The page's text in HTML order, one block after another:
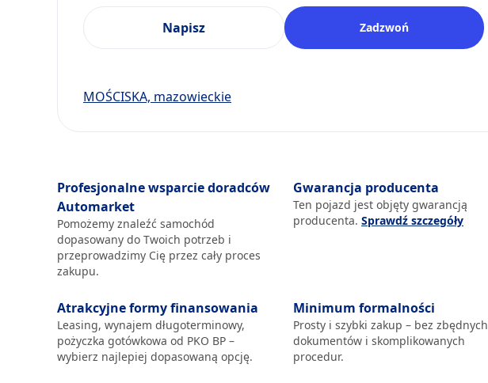
Profesjonalne wsparcie doradców
Automarket
Pomożemy znaleźć samochód
dopasowany do Twoich potrzeb i
przeprowadzimy Cię przez cały proces
zakupu.
Gwarancja producenta
Ten pojazd jest objęty gwarancją
producenta. Sprawdź szczegóły
Atrakcyjne formy finansowania
Leasing, wynajem długoterminowy,
pożyczka gotówkowa od PKO BP –
wybierz najlepiej dopasowaną opcję.
Minimum formalności
Prosty i szybki zakup – bez zbędnych
dokumentów i skomplikowanych
procedur.
Napisz Zadzwoń
MOŚCISKA, mazowieckie